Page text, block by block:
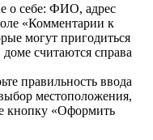
о себе: ФИО, адрес
«Комментарии к
могут пригодиться
считаются справа
правильность ввода
местоположения,
кнопку «Оформить